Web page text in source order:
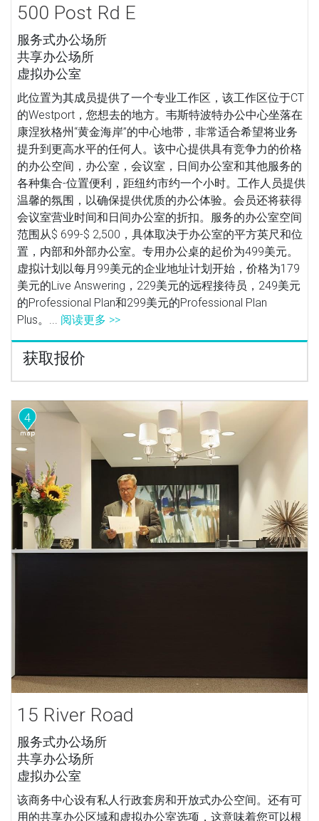
500 Post Rd E
服务式办公场所
共享办公场所
虚拟办公室
此位置为其成员提供了一个专业工作区，该工作区位于CT
的Westport，您想去的地方。韦斯特波特办公中心坐落在
康涅狄格州“黄金海岸”的中心地带，非常适合希望将业务
提升到更高水平的任何人。该中心提供具有竞争力的价格
的办公空间，办公室，会议室，日间办公室和其他服务的
各种集合-位置便利，距纽约市约一个小时。工作人员提供
温馨的氛围，以确保提供优质的办公体验。会员还将获得
会议室营业时间和日间办公室的折扣。服务的办公室空间
范围从$ 699-$ 2,500，具体取决于办公室的平方英尺和位
置，内部和外部办公室。专用办公桌的起价为499美元。
虚拟计划以每月99美元的企业地址计划开始，价格为179
美元的Live Answering，229美元的远程接待员，249美元
的Professional Plan和299美元的Professional Plan
Plus。... 阅读更多 >>
获取报价
4
15 River Road
服务式办公场所
共享办公场所
虚拟办公室
该商务中心设有私人行政套房和开放式办公空间。还有可
用的共享办公区域和虚拟办公室选项，这意味着您可以根